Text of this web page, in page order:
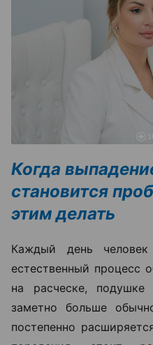
Когда
становится
этим делать
Каждый день
естественный процесс
на расческе,
заметно больше
постепенно